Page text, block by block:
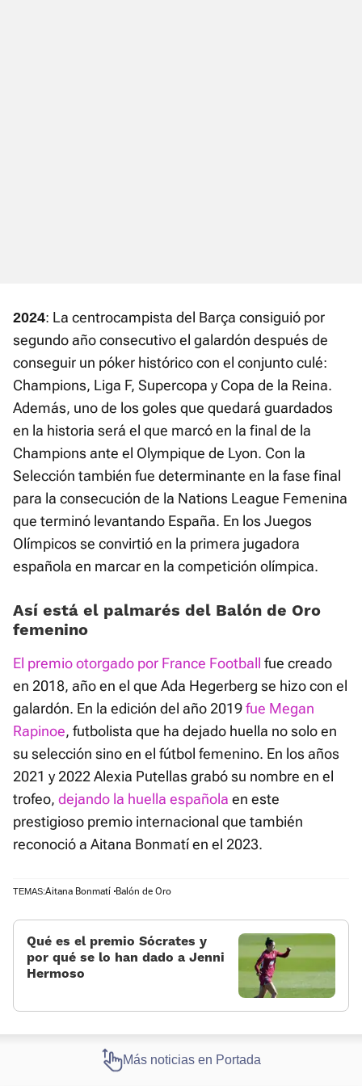
2024: La centrocampista del Barça consiguió por
segundo año consecutivo el galardón después de
conseguir un póker histórico con el conjunto culé:
Champions, Liga F, Supercopa y Copa de la Reina.
Además, uno de los goles que quedará guardados
en la historia será el que marcó en la final de la
Champions ante el Olympique de Lyon. Con la
Selección también fue determinante en la fase final
para la consecución de la Nations League Femenina
que terminó levantando España. En los Juegos
Olímpicos se convirtió en la primera jugadora
española en marcar en la competición olímpica.
Así está el palmarés del Balón de Oro
femenino
El premio otorgado por France Football fue creado
en 2018, año en el que Ada Hegerberg se hizo con el
galardón. En la edición del año 2019fue Megan
Rapinoe, futbolista que ha dejado huella no solo en
su selección sino en el fútbol femenino. En los años
2021 y 2022 Alexia Putellas grabó su nombre en el
trofeo, dejando la huella española en este
prestigioso premio internacional que también
reconoció a Aitana Bonmatí en el 2023.
TEMAS:Aitana Bonmatí Balón de Oro
Qué es el premio Sócrates y
por qué se lo han dado a Jenni
Hermoso
Más noticias en Portada